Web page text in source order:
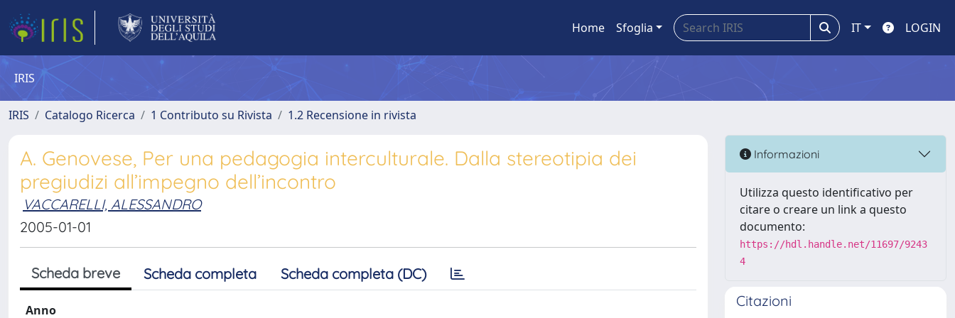
Home Sfoglia IT LOGIN
IRIS
IRIS Catalogo Ricerca 1 Contributo su Rivista 1.2 Recensione in rivista
A. Genovese, Per una pedagogia interculturale. Dalla stereotipia dei
pregiudizi all’impegno dell’incontro
VACCARELLI, ALESSANDRO
2005-01-01
Scheda breve Scheda completa Scheda completa (DC)
Anno
Informazioni
Utilizza questo identificativo per
citare o creare un link a questo
documento:
https://hdl.handle.net/11697/9243
4
Citazioni